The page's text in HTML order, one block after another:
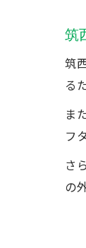
筑
筑
る
ま
フ
さ
の